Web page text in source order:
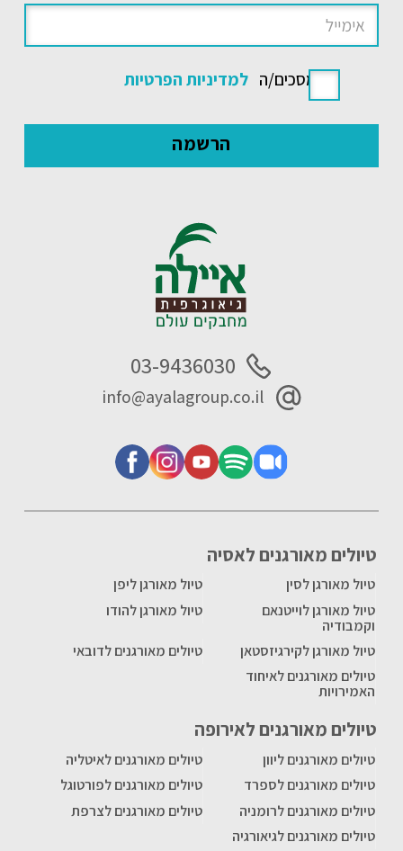
אני מסכים/ה למדיניות הפרטיות
טיולים מאורגנים לאסיה
טיול מאורגן לסין
טיול מאורגן ליפן
טיול מאורגן לוייטנאם
וקמבודיה
טיול מאורגן להודו
טיול מאורגן לקירגיזסטאן
טיולים מאורגנים לדובאי
טיולים מאורגנים לאיחוד
האמירויות
טיולים מאורגנים לאירופה
טיולים מאורגנים ליוון
טיולים מאורגנים לאיטליה
טיולים מאורגנים לספרד
טיולים מאורגנים לפורטוגל
טיולים מאורגנים לרומניה
טיולים מאורגנים לצרפת
טיולים מאורגנים לגיאורגיה
03-9436030
info@ayalagroup.co.il